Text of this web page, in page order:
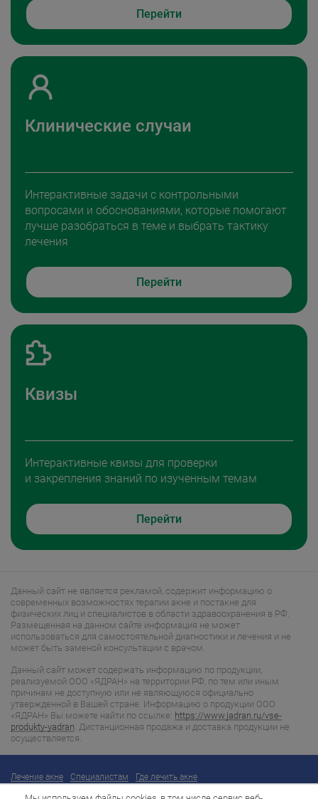
Перейти
Клинические случаи
Интерактивные задачи с контрольными
вопросами и обоснованиями, которые помогают
лучше разобраться в теме и выбрать тактику
лечения
Перейти
Квизы
Интерактивные квизы для проверки
и закрепления знаний по изученным темам
Перейти
Данный сайт не является рекламой, содержит информацию о
современных возможностях терапии акне и постакне для
физических лиц и специалистов в области здравоохранения в РФ.
Размещенная на данном сайте информация не может
использоваться для самостоятельной диагностики и лечения и не
может быть заменой консультации с врачом.
Данный сайт может содержать информацию по продукции,
реализуемой ООО «ЯДРАН» на территории РФ, по тем или иным
причинам не доступную или не являющуюся официально
утвержденной в Вашей стране. Информацию о продукции ООО
«ЯДРАН» Вы можете найти по ссылке: https://www.jadran.ru/vse-
produkty-yadran . Дистанционная продажа и доставка продукции не
осуществляется.
Лечение акне Специалистам
Где лечить акне